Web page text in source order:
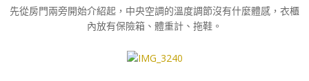
先從房門兩旁開始介紹起，中央空調的溫度調節沒有什麼體感，衣櫃
內放有保險箱、體重計、拖鞋。